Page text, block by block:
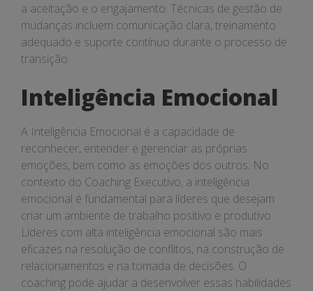
a aceitação e o engajamento. Técnicas de gestão de
mudanças incluem comunicação clara, treinamento
adequado e suporte contínuo durante o processo de
transição.
Inteligência Emocional
A Inteligência Emocional é a capacidade de
reconhecer, entender e gerenciar as próprias
emoções, bem como as emoções dos outros. No
contexto do Coaching Executivo, a inteligência
emocional é fundamental para líderes que desejam
criar um ambiente de trabalho positivo e produtivo.
Líderes com alta inteligência emocional são mais
eficazes na resolução de conflitos, na construção de
relacionamentos e na tomada de decisões. O
coaching pode ajudar a desenvolver essas habilidades